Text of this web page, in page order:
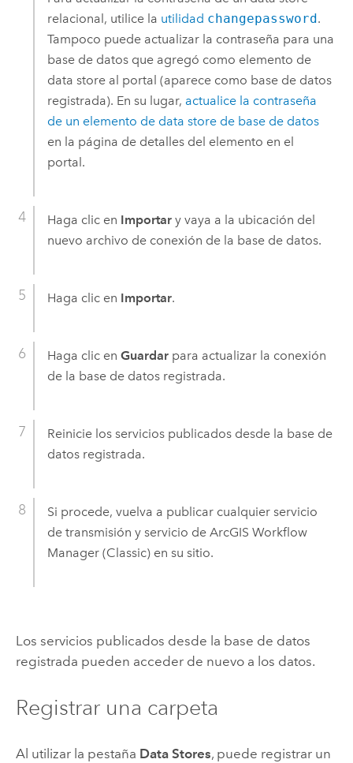
relacional, utilice la utilidad changepassword.
Tampoco puede actualizar la contraseña para una
base de datos que agregó como elemento de
data store al portal (aparece como base de datos
registrada). En su lugar, actualice la contraseña
de un elemento de data store de base de datos
en la página de detalles del elemento en el
portal.
Haga clic en Importary vaya a la ubicación del
nuevo archivo de conexión de la base de datos.
Haga clic en Importar.
Haga clic en Guardarpara actualizar la conexión
de la base de datos registrada.
Reinicie los servicios publicados desde la base de
datos registrada.
Si procede, vuelva a publicar cualquier servicio
de transmisión y servicio de ArcGIS Workflow
Manager (Classic)en su sitio.
Los servicios publicados desde la base de datos
registrada pueden acceder de nuevo a los datos.
Registrar una carpeta
Al utilizar la pestaña Data Stores, puede registrar un